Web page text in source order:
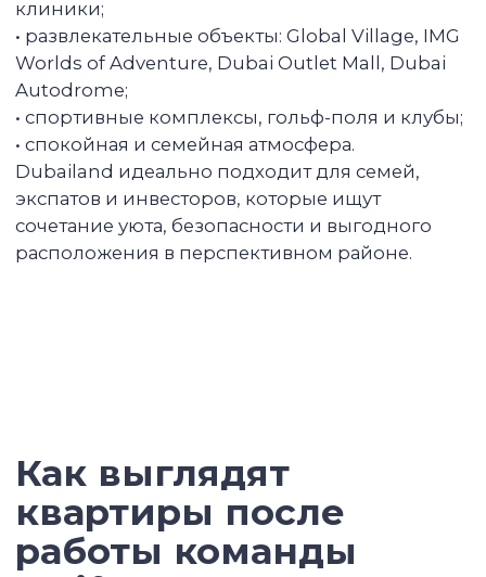
Связаться с брокером
Продаем объект, если вы
решаете зафиксировать
доходность
Мы ведем аналитику по всем объектам
наших инвесторов и когда видим рост
зафиксировать доходность с полным
сопровождением продажи.